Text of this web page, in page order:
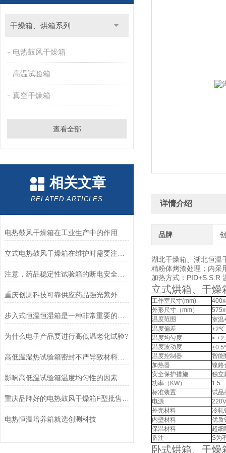
干燥箱、烘箱系列
电热鼓风干燥箱
高温试验箱
真空干燥箱
查看全部
相关文章
RELATED ARTICLES
电热鼓风干燥箱在工业生产中的作用
重庆创测科技可靠供应药品强光紫外照射试验箱
为什么电子产品要进行高低温老化试验?
高低温湿热试验箱密封不严导致材料漏气怎么办
影响高低温试验箱温度均匀性的因素
电热恒温培养箱就选创测科技
详情介绍
品牌
湖北干燥箱、湖北恒温
精粉体烤漆处理；内采
加热方式：PID+S.S.R
立式烘箱、干燥
工作室尺寸(mm)
外形尺寸（mm）
温度范围
室温
温度偏差
±2℃
温度均匀度
≤
温度波动度
±0.5
温度控制器
智能
加热器
镍鉻
安全保护措施
独立
功率（ KW）
1.5
标准装置
试品
电源
220V
外壳材料
冷轧
内壁材料
优质
保温材料
超细
备注
S为
卧式烘箱、干